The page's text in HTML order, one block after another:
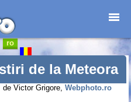
de la Meteora
de Victor Grigore, Webphoto.ro
ro